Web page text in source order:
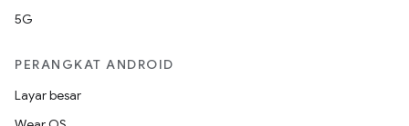
5G
PERANGKAT ANDROID
Layar besar